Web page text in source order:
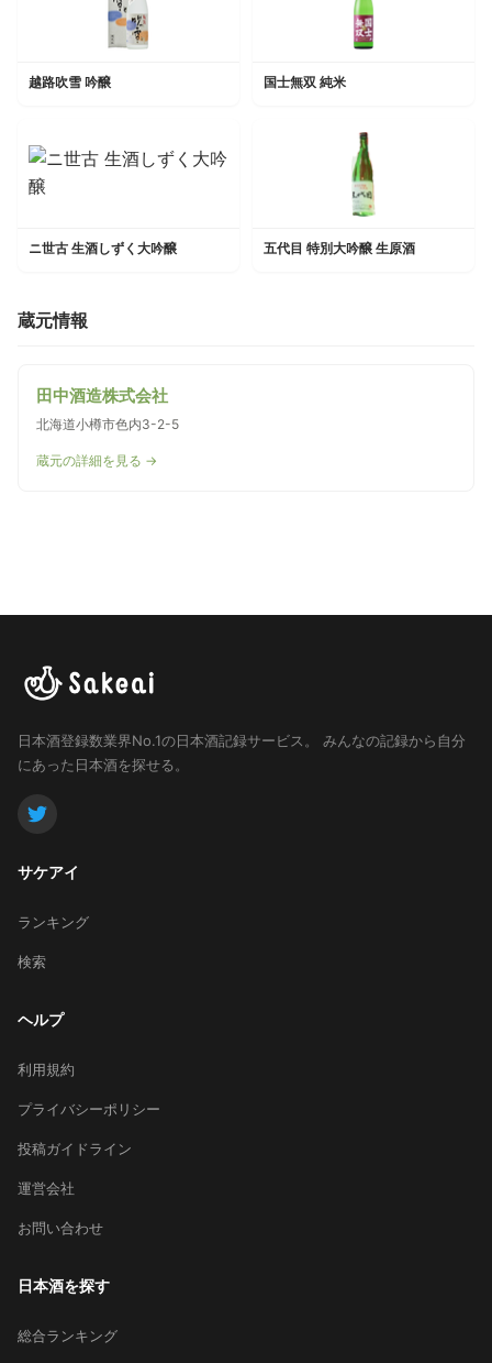
越路吹雪 吟醸 国士無双 純米
ニ世古 生酒しずく大吟醸 五代目 特別大吟醸 生原酒
蔵元情報
田中酒造株式会社
北海道小樽市色内3-2-5
蔵元の詳細を見る →
日本酒登録数業界No.1の日本酒記録サービス。
みんなの記録から自分
にあった日本酒を探せる。
サケアイ
ランキング
検索
ヘルプ
利用規約
プライバシーポリシー
投稿ガイドライン
運営会社
お問い合わせ
日本酒を探す
総合ランキング